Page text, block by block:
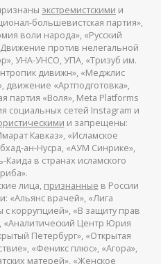
экстремистскими и
большевистская партия»,
воли народа», «Русский
против нелегальной
УНА-УНСО, УПА, «Тризуб им.
дивижн», «Меджлис
движение «Артподготовка»,
партия «Воля», Meta Platforms
социальных сетей Instagram и
и запрещены:
Кавказ», «Исламское
ан-Нусра, «АУМ Синрике»,
Каида в странах исламского
лица, признанные в России
«Альянс врачей», «Лига
коррупцией», «В защиту прав
Центр Юрия
Петербург», «Открытая
«Феникс плюс», «Агора»,
матерей», «Женское